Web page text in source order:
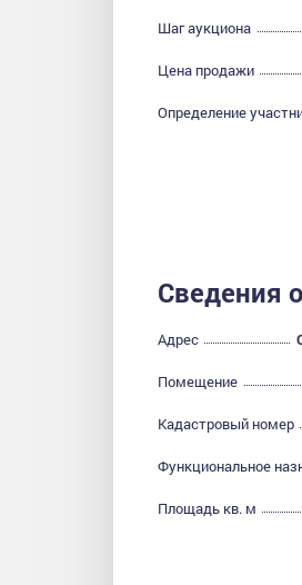
Шаг аукциона
Цена продажи
Определение
Сведения
Адрес
Помещение
Кадастровый номер
Функциональное
Площадь кв. м